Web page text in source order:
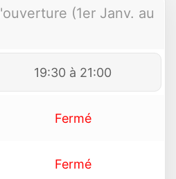
(1er Janv. au
19:30 à 21:00
Fermé
Fermé